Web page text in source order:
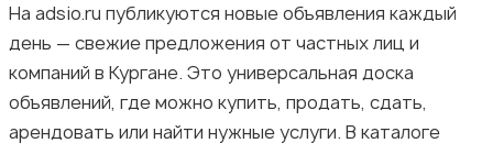
Видеокурсы
На adsio.ru публикуются новые объявления каждый
день — свежие предложения от частных лиц и
компаний в Кургане. Это универсальная доска
объявлений, где можно купить, продать, сдать,
арендовать или найти нужные услуги. В каталоге